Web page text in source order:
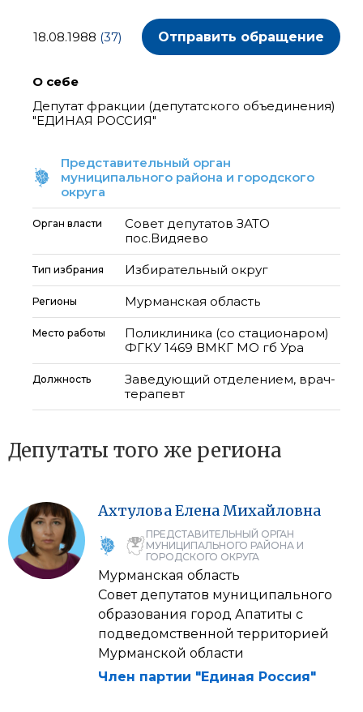
18.08.1988 (37) Отправить обращение
О себе
Депутат фракции (депутатского объединения)
"ЕДИНАЯ РОССИЯ"
Представительный орган
муниципального района и городского
округа
Орган власти
Совет депутатов ЗАТО
пос.Видяево
Тип избрания Избирательный округ
Регионы Мурманская область
Место работы
Поликлиника (со стационаром)
ФГКУ 1469 ВМКГ МО гб Ура
Должность
Заведующий отделением, врач-
терапевт
Депутаты того же региона
АхтуловаЕленаМихайловна
ПРЕДСТАВИТЕЛЬНЫЙ ОРГАН
МУНИЦИПАЛЬНОГО РАЙОНА И
ГОРОДСКОГО ОКРУГА
Мурманская область
Совет депутатов муниципального
образования город Апатиты с
подведомственной территорией
Мурманской области
Член партии "Единая Россия"